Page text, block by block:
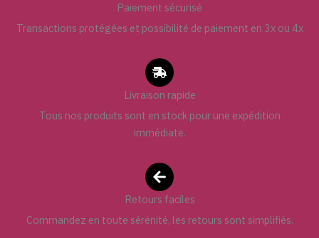
Paiement sécurisé
Transactions protégées et possibilité de paiement en 3x ou 4x
Livraison rapide
Tous nos produits sont en stock pour une expédition
immédiate.
Retours faciles
Commandez en toute sérénité, les retours sont simplifiés.